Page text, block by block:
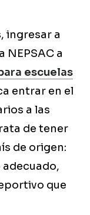
ingresar a
NEPSAC a
escuelas
entrar en el
a las
de tener
de origen:
que